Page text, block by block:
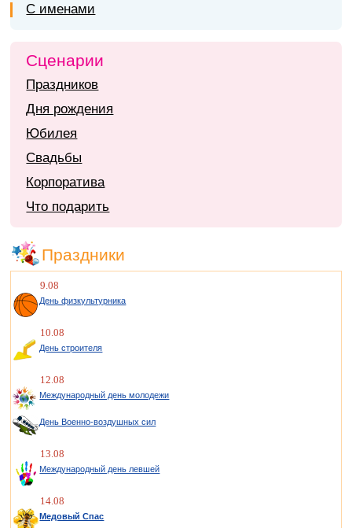
С именами
Сценарии
Праздников
Дня рождения
Юбилея
Свадьбы
Корпоратива
Что подарить
Праздники
9.08
День физкультурника
10.08
День строителя
12.08
Международный день молодежи
День Военно-воздушных сил
13.08
Международный день левшей
14.08
Медовый Спас